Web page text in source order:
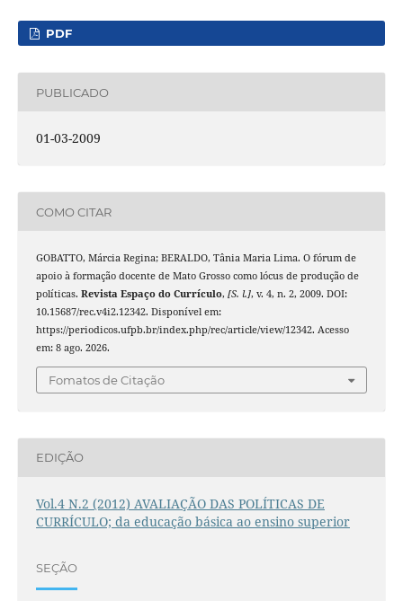
PDF
PUBLICADO
01-03-2009
COMO CITAR
GOBATTO, Márcia Regina; BERALDO, Tânia Maria Lima. O fórum de
apoio à formação docente de Mato Grosso como lócus de produção de
políticas. Revista Espaço do Currículo, [S. l.], v. 4, n. 2, 2009. DOI:
10.15687/rec.v4i2.12342. Disponível em:
https://periodicos.ufpb.br/index.php/rec/article/view/12342. Acesso
em: 8 ago. 2026.
Fomatos de Citação
EDIÇÃO
Vol.4 N.2 (2012) AVALIAÇÃO DAS POLÍTICAS DE
CURRÍCULO; da educação básica ao ensino superior
SEÇÃO